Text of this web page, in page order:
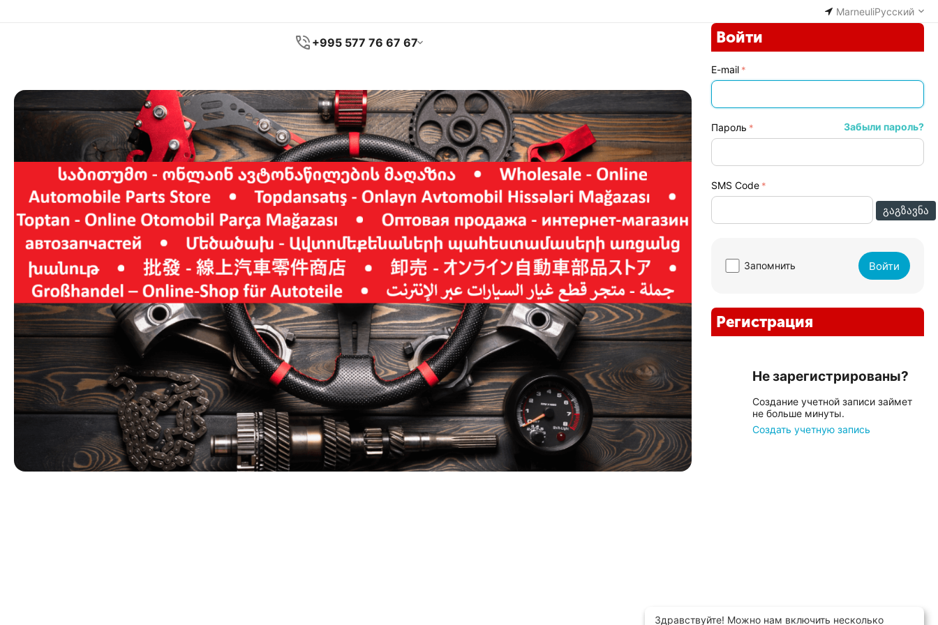
MarneuliРусский
+995 577 76 67 67 Войти
E-mail
Пароль Забыли пароль?
SMS Code
ᲒᲐᲒᲖᲐᲕᲜᲐ
Запомнить Войти
Регистрация
Не зарегистрированы?
Создание учетной записи займет
не больше минуты.
Создать учетную запись
Здравствуйте! Можно нам включить несколько